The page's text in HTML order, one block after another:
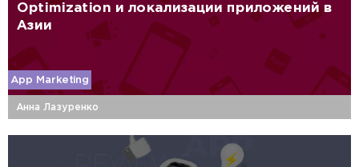
Optimization и локализации приложений в
Азии
App Marketing
Анна Лазуренко